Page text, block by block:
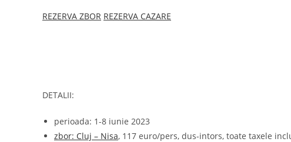
REZERVA ZBOR REZERVA CAZARE
DETALII:
perioada: 1-8 iunie 2023
zbor: Cluj – Nisa, 117 euro/pers, dus-intors, toate taxele